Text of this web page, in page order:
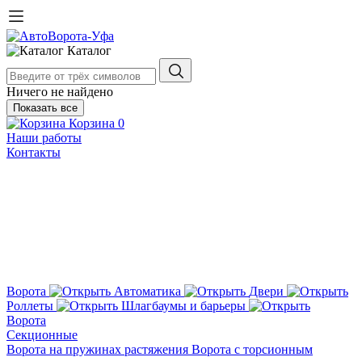
Каталог
Ничего не найдено
Показать все
Корзина 0
Наши работы
Контакты
Ворота Автоматика
Двери
Роллеты
Шлагбаумы и барьеры
Ворота
Секционные
Ворота на пружинах растяжения Ворота с торсионным